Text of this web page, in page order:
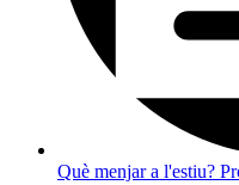
Què menjar a l'estiu?